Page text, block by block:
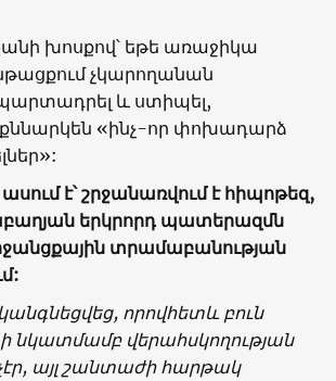
խոսքով՝ եթե առաջիկա
չկարողանան
և ստիպել,
«ինչ-որ փոխադարձ
է՝ շրջանառվում է հիպոթեզ,
երկրորդ պատերազմն
տրամաբանության
որովհետև բուն
վերահսկողության
այլ շանտաժի հարթակ